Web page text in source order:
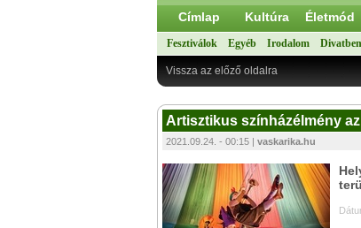
Címlap Kultúra Életmód
Fesztiválok Egyéb Irodalom
Vissza az előző oldalra
Artisztikus színházélmény
2021.09.24. - 00:15 | vaskarika.hu